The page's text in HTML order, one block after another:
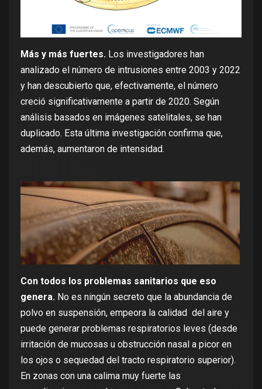
Más y más fuertes. Los investigadores han
analizado el número de intrusiones entre 2003 y 2022
y han descubierto que, efectivamente, el número
creció significativamente a partir de 2020. Según
análisis basados en imágenes satelitales, se han
duplicado. Esta última investigación confirma que,
además, aumentaron de intensidad.
Con todos los problemas sanitarios que eso
genera. No es ningún secreto que la abundancia de
polvo en suspensión, empeora la calidad del aire y
puede generar problemas respiratorios leves (desde
irritación de mucosas u obstrucción nasal a picor en
los ojos o sequedad del tracto respiratorio superior).
En zonas con una calima muy fuerte las